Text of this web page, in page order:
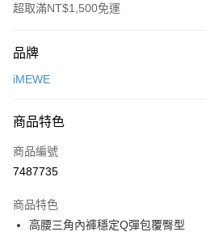
超取滿NT$1,500免運
信用卡一次付款
LINE Pay
Apple Pay
Google Pay
品牌
iMEWE
商品特色
商品編號
7487735
商品特色
高腰三角內褲穩定Q彈包覆臀型